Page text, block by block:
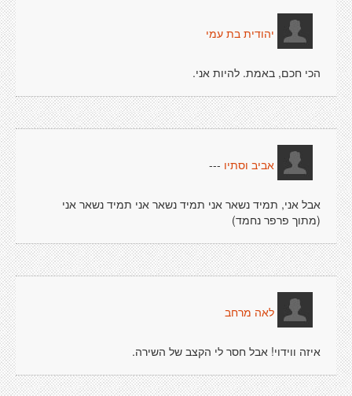
יהודית בת עמי
הכי חכם, באמת. להיות אני.
אביב וסתיו ---
אבל אני, תמיד נשאר אני תמיד נשאר אני תמיד נשאר אני
(מתוך פרפר נחמד)
לאה מרחב
איזה ווידוי! אבל חסר לי הקצב של השירה.